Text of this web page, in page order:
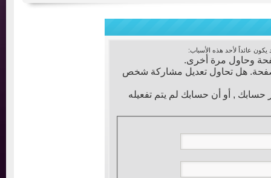
عائداً لأحد هذه الأسباب:
وحاول مرة أخرى.
هل تحاول تعديل مشاركة شخص
, أو أن حسابك لم يتم تفعيله